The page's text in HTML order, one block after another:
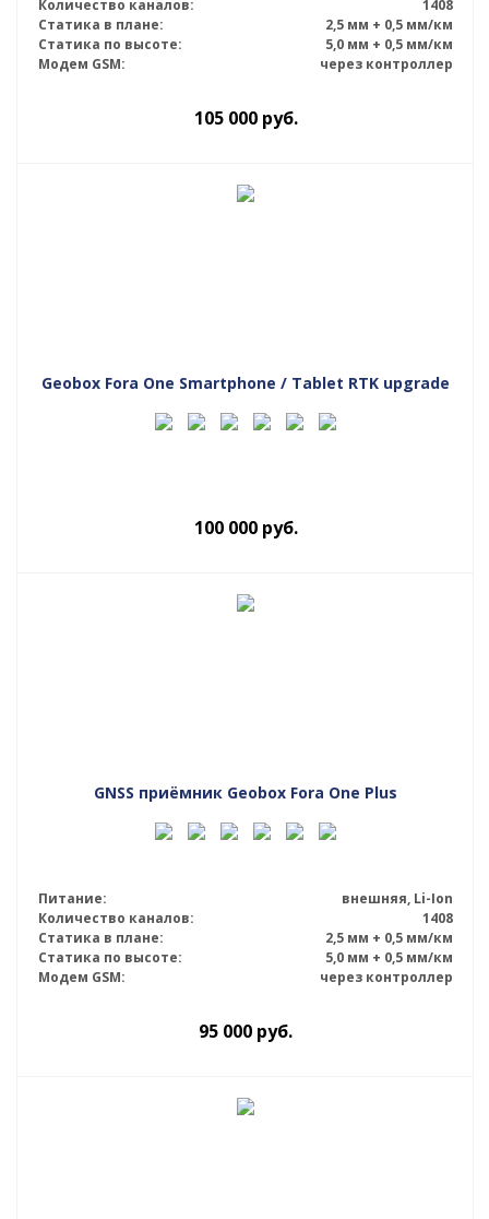
Количество каналов:
1408
Статика в плане:
2,5 мм + 0,5 мм/км
Статика по высоте:
5,0 мм + 0,5 мм/км
Модем GSM:
через контроллер
105 000руб.
Geobox Fora One Smartphone / Tablet RTK upgrade
100 000руб.
GNSS приёмник Geobox Fora One Plus
Питание:
внешняя, Li-Ion
Количество каналов:
1408
Статика в плане:
2,5 мм + 0,5 мм/км
Статика по высоте:
5,0 мм + 0,5 мм/км
Модем GSM:
через контроллер
95 000 руб.